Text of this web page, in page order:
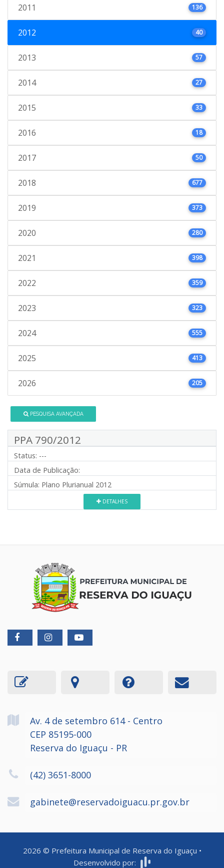
2011 136
2012 40
2013 57
2014 27
2015 33
2016 18
2017 50
2018 677
2019 373
2020 280
2021 398
2022 359
2023 323
2024 555
2025 413
2026 205
PESQUISA AVANÇADA
PPA 790/2012
Status: ---
Data de Publicação:
Súmula: Plano Plurianual 2012
DETALHES
Av. 4 de setembro 614 - Centro
CEP 85195-000
Reserva do Iguaçu - PR
(42) 3651-8000
gabinete@reservadoiguacu.pr.gov.br
2026 © Prefeitura Municipal de Reserva do Iguaçu •
Desenvolvido por: